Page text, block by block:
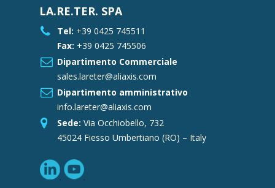
LA.RE.TER. SPA
Tel: +39 0425 745511
Fax: +39 0425 745506
Dipartimento Commerciale
sales.lareter@aliaxis.com
Dipartimento amministrativo
info.lareter@aliaxis.com
Sede: Via Occhiobello, 732
45024 Fiesso Umbertiano (RO) – Italy